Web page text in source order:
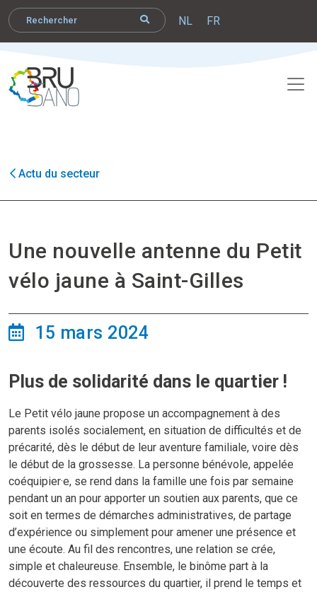
NL FR
Actu du secteur
Une nouvelle antenne du Petit
vélo jaune à Saint-Gilles
15 mars 2024
Plus de solidarité dans le quartier !
Le Petit vélo jaune propose un accompagnement à des
parents isolés socialement, en situation de difficultés et de
précarité, dès le début de leur aventure familiale, voire dès
le début de la grossesse. La personne bénévole, appelée
coéquipier·e, se rend dans la famille une fois par semaine
pendant un an pour apporter un soutien aux parents, que ce
soit en termes de démarches administratives, de partage
d’expérience ou simplement pour amener une présence et
une écoute. Au fil des rencontres, une relation se crée,
simple et chaleureuse. Ensemble, le binôme part à la
découverte des ressources du quartier, il prend le temps et